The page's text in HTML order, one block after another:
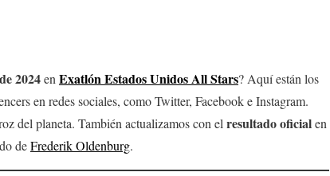
2024en Exatlón Estados Unidos All Stars? Aquí están los
en redes sociales, como Twitter, Facebook e Instagram.
del planeta. También actualizamos con el resultado oficialen
deFrederik Oldenburg.